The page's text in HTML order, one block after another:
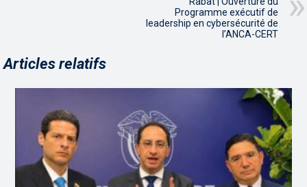
Programme exécutif de
leadership en cybersécurité de
l’ANCA-CERT
Articles relatifs